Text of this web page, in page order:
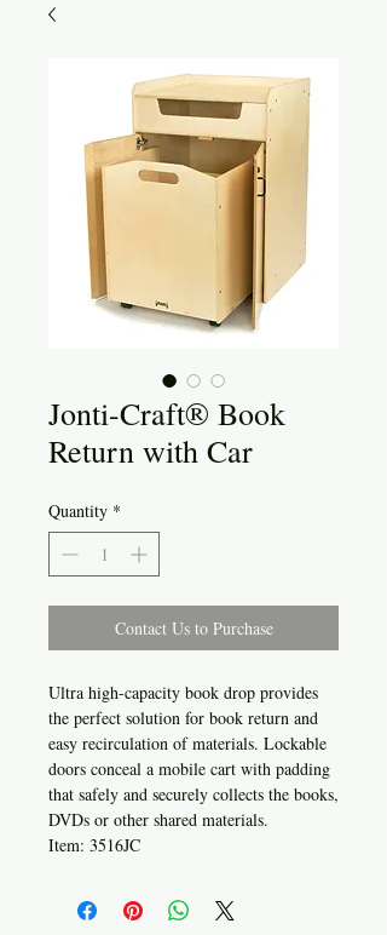
Jonti-Craft® Book
Return with Car
Quantity *
Contact Us to Purchase
Ultra high-capacity book drop provides
the perfect solution for book return and
easy recirculation of materials. Lockable
doors conceal a mobile cart with padding
that safely and securely collects the books,
DVDs or other shared materials.
Item: 3516JC